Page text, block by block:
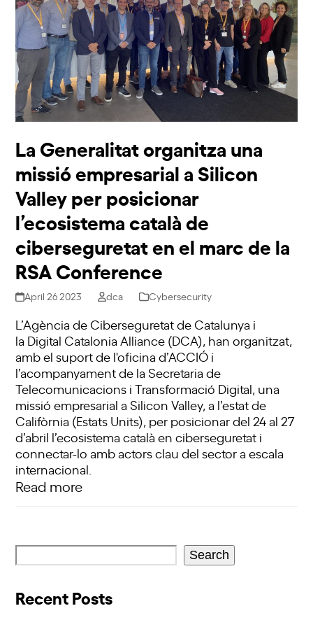
La Generalitat organitza una
missió empresarial a Silicon
Valley per posicionar
l’ecosistema català de
ciberseguretat en el marc de la
RSA Conference
April 26 2023 dca Cybersecurity
L’Agència de Ciberseguretat de Catalunya i
la Digital Catalonia Alliance (DCA), han organitzat,
amb el suport de l'oficina d’ACCIÓ i
l’acompanyament de la Secretaria de
Telecomunicacions i Transformació Digital, una
missió empresarial a Silicon Valley, a l’estat de
Califòrnia (Estats Units), per posicionar del 24 al 27
d’abril l’ecosistema català en ciberseguretat i
connectar-lo amb actors clau del sector a escala
internacional.
Read more
Search
Recent Posts